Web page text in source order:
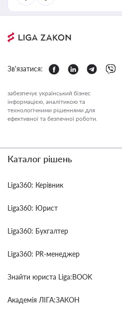
Зв'язатися:
забезпечує український бізнес
інформацією, аналітикою та
технологічними рішеннями для
ефективної та безпечної роботи.
Каталог рішень
Liga360: Керівник
Liga360: Юрист
Liga360: Бухгалтер
Liga360: PR-менеджер
Знайти юриста Liga:BOOK
Академія ЛІГА:ЗАКОН